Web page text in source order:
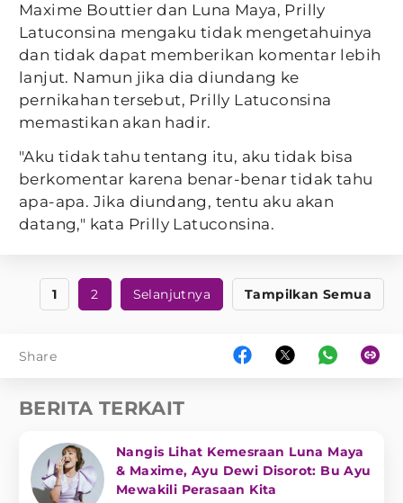
Maxime Bouttier dan Luna Maya, Prilly
Latuconsina mengaku tidak mengetahuinya
dan tidak dapat memberikan komentar lebih
lanjut. Namun jika dia diundang ke
pernikahan tersebut, Prilly Latuconsina
memastikan akan hadir.
"Aku tidak tahu tentang itu, aku tidak bisa
berkomentar karena benar-benar tidak tahu
apa-apa. Jika diundang, tentu aku akan
datang," kata Prilly Latuconsina.
1 2 Selanjutnya Tampilkan Semua
Share
BERITA TERKAIT
Nangis Lihat Kemesraan Luna Maya
& Maxime, Ayu Dewi Disorot: Bu Ayu
Mewakili Perasaan Kita